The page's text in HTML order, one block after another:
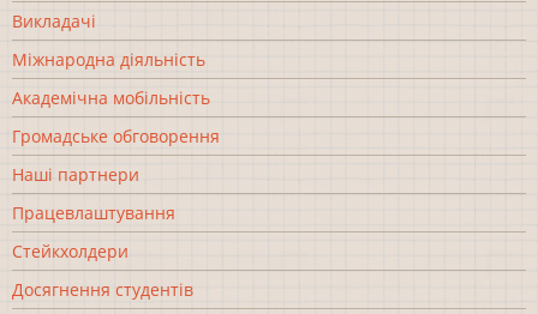
Викладачі
Міжнародна діяльність
Академічна мобільність
Громадське обговорення
Наші партнери
Працевлаштування
Стейкхолдери
Досягнення студентів